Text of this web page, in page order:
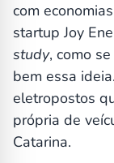
com
startup Joy
study, como
bem essa
eletropostos
própria de
Catarina.